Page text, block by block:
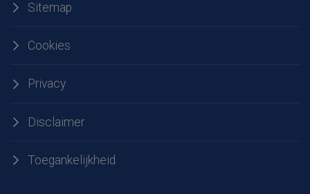
Sitemap
Cookies
Privacy
Disclaimer
Toegankelijkheid